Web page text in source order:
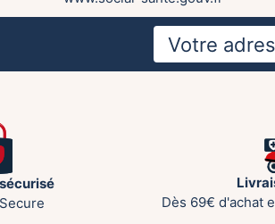
Dès 69€ d'achat